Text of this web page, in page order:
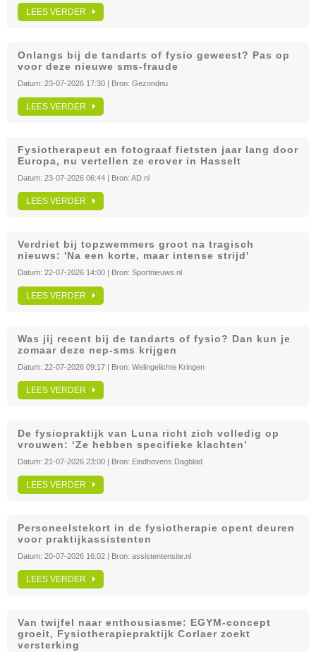
LEES VERDER
Onlangs bij de tandarts of fysio geweest? Pas op
voor deze nieuwe sms-fraude
Datum: 23-07-2026 17:30 | Bron: Gezondnu
LEES VERDER
Fysiotherapeut en fotograaf fietsten jaar lang door
Europa, nu vertellen ze erover in Hasselt
Datum: 23-07-2026 06:44 | Bron: AD.nl
LEES VERDER
Verdriet bij topzwemmers groot na tragisch
nieuws: 'Na een korte, maar intense strijd'
Datum: 22-07-2026 14:00 | Bron: Sportnieuws.nl
LEES VERDER
Was jij recent bij de tandarts of fysio? Dan kun je
zomaar deze nep-sms krijgen
Datum: 22-07-2026 09:17 | Bron: Welingelichte Kringen
LEES VERDER
De fysiopraktijk van Luna richt zich volledig op
vrouwen: ‘Ze hebben specifieke klachten’
Datum: 21-07-2026 23:00 | Bron: Eindhovens Dagblad
LEES VERDER
Personeelstekort in de fysiotherapie opent deuren
voor praktijkassistenten
Datum: 20-07-2026 16:02 | Bron: assistentensite.nl
LEES VERDER
Van twijfel naar enthousiasme: EGYM-concept
groeit, Fysiotherapiepraktijk Corlaer zoekt
versterking